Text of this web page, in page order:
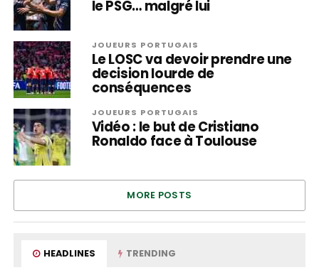
le PSG… malgré lui
JOUEURS PORTUGAIS
Le LOSC va devoir prendre une
decision lourde de
conséquences
JOUEURS PORTUGAIS
Vidéo : le but de Cristiano
Ronaldo face à Toulouse
MORE POSTS
HEADLINES TRENDING